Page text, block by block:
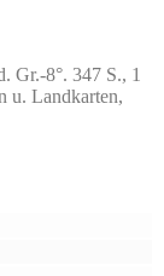
Gr.-8°. 347 S., 1
u. Landkarten,